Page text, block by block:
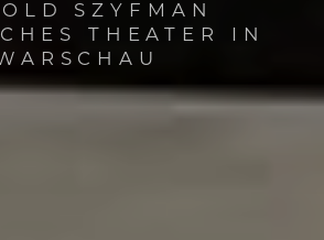
SZYFMAN
THEATER IN